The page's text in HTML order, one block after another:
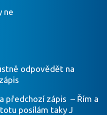
ne
odpovědět na
předchozí zápis – Řím a
posílám taky J